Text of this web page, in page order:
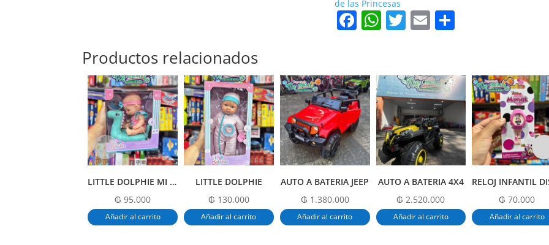
de las Princesas
F
e
b
o
o
k
W
s
A
p
p
T
er
E
l p
ar
tir
Productos relacionados
LITTLE DOLPHIE MI DIVERTIDA HORA DEL BAÑO
₲ 95.000
Añadir al carrito
LITTLE DOLPHIE
₲ 130.000
Añadir al carrito
AUTO A BATERIA JEEP
₲ 1.380.000
Añadir al carrito
AUTO A BATERIA 4X4
₲ 2.520.000
Añadir al carrito
₲ 70.000
Añadir al carrito